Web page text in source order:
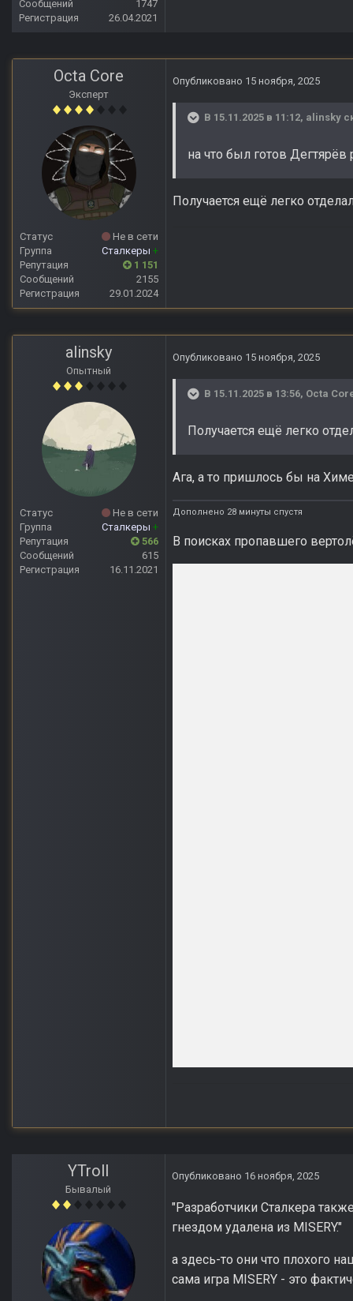
Сообщений
1747
Регистрация
26.04.2021
Octa Core
Эксперт
Статус
Не в сети
Группа
Сталкеры +
Репутация
1 151
Сообщений
2155
Регистрация
29.01.2024
Опубликовано 15 ноября, 2025
В 15.11.2025 в 11:12, alinsky
на что был готов Дегтярёв
Получается ещё легко
alinsky
Опытный
Статус
Не в сети
Группа
Сталкеры +
Репутация
566
Сообщений
615
Регистрация
16.11.2021
Опубликовано 15 ноября, 2025
В 15.11.2025 в 13:56, Octa
Получается ещё легко
Ага, а то пришлось бы на
Дополнено 28 минуты спустя
В поисках пропавшего
YTroll
Бывалый
Опубликовано 16 ноября, 2025
"Разработчики Сталкера
гнездом удалена из MISERY."
а здесь-то они что плохого
сама игра MISERY - это